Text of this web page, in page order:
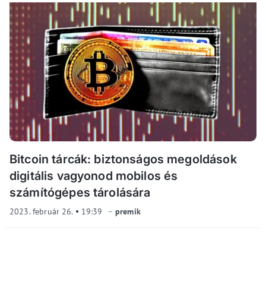
Bitcoin tárcák: biztonságos megoldások
digitális vagyonod mobilos és
számítógépes tárolására
2023. február 26. 19:39 premik